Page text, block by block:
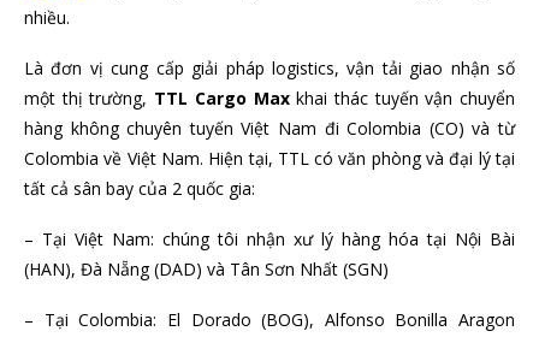
nhiều.
Là đơn vị cung cấp giải pháp logistics, vận tải giao nhận số
một thị trường, TTL Cargo Maxkhai thác tuyến vận chuyển
hàng không chuyên tuyến Việt Nam đi Colombia (CO) và từ
Colombia về Việt Nam. Hiện tại, TTL có văn phòng và đại lý tại
tất cả sân bay của 2 quốc gia:
– Tại Việt Nam: chúng tôi nhận xư lý hàng hóa tại Nội Bài
(HAN), Đà Nẵng (DAD) và Tân Sơn Nhất (SGN)
– Tại Colombia: El Dorado (BOG), Alfonso Bonilla Aragon